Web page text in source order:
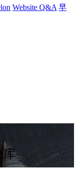
Website Q&A 早
库